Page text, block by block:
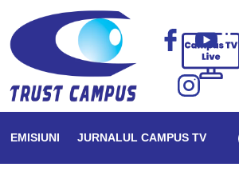
EMISIUNI JURNALUL CAMPUS TV